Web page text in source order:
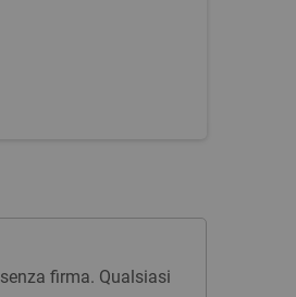
firma. Qualsiasi